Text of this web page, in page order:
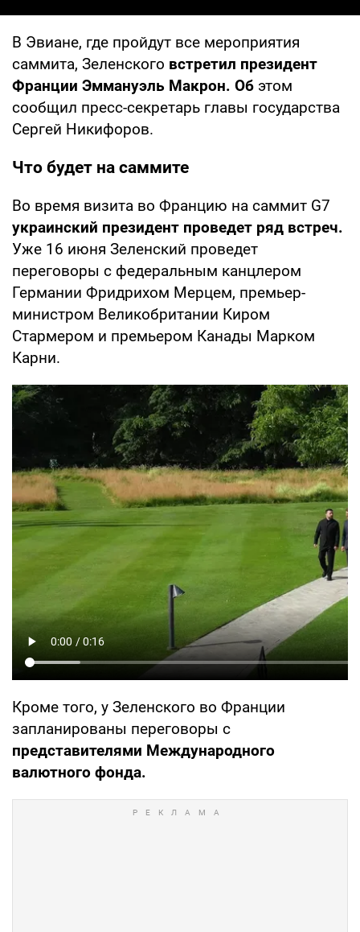
В Эвиане, где пройдут все мероприятия
саммита, Зеленского встретил президент
Франции Эммануэль Макрон. Об этом
сообщил пресс-секретарь главы государства
Сергей Никифоров.
Что будет на саммите
Во время визита во Францию на саммит G7
украинский президент проведет ряд встреч.
Уже 16 июня Зеленский проведет
переговоры с федеральным канцлером
Германии Фридрихом Мерцем, премьер-
министром Великобритании Киром
Стармером и премьером Канады Марком
Карни.
Кроме того, у Зеленского во Франции
запланированы переговоры с
представителями Международного
валютного фонда.